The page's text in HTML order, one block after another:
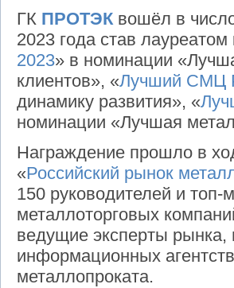
ГК ПРОТЭКвошёл в
2023 года став лауреатом
2023» в номинации
клиентов», «Лучший СМЦ
динамику развития», «
номинации «Лучшая
Награждение прошло в
«Российский рынок
150 руководителей и
металлоторговых
ведущие эксперты рынка,
информационных
металлопроката.